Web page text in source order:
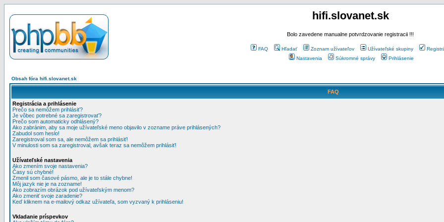
hifi.slovanet.sk
Bolo zavedene manualne potvrdzovanie registracii !!!
FAQ Hľadať Zoznam užívateľov Užívateľské skupiny
Nastavenia
Súkromné správy Prihlásenie
Obsah fóra hifi.slovanet.sk
FAQ
Registrácia a prihlásenie
Prečo sa nemôžem prihlásiť?
Je vôbec potrebné sa zaregistrovať?
Prečo som automaticky odhlásený?
Ako zabránim, aby sa moje užívateľské meno objavilo v zozname práve prihlásených?
Zabudol som heslo!
Zaregistroval som sa, ale nemôžem sa prihlásiť!
V minulosti som sa zaregistroval, avšak teraz sa nemôžem prihlásiť!
Užívateľské nastavenia
Ako zmením svoje nastavenia?
Časy sú chybné!
Zmenil som časové pásmo, ale je to stále chybne!
Môj jazyk nie je na zozname!
Ako zobrazím obrázok pod užívateľským menom?
Ako zmeniť svoje zaradenie?
Keď kliknem na e-mailový odkaz užívateľa, som vyzvaný k prihláseniu!
Vkladanie príspevkov